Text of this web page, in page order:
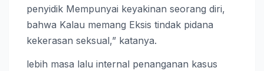
penyidik Mempunyai keyakinan seorang diri,
bahwa Kalau memang Eksis tindak pidana
kekerasan seksual,” katanya.
lebih masa lalu internal penanganan kasus